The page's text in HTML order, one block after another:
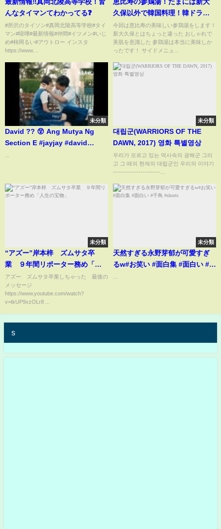
最新情報‼️真岡北陵高等学校！皆
んなタイマンてわかってる❓
#所沢のタイソン#真岡北陵高等学校#タイ
マン#喧嘩#最新情報#仲間#イツメン#いじ
め#柿岡るい#アウトロー インスタ
https://www....
恵比寿の参鶏湯！たまには新大
久保以外で韓国料理！韓ドラの
話も毒舌で！
今回は恵比寿の美味しい参鶏湯をします！
新大久保とはちょっと違った おしゃれで
美肌を意識した 参鶏湯は本当に美味しか
ったです！ サイドメニュ...
未分類
David ?? 😲 Ang Mutya Ng
Section E #jayjay #david
未分類
대립군(WARRIORS OF THE
DAWN, 2017) 영화 특별영상
우리가 모르고 있는 역사속의 광해군 그리
고 그 때의 현재의 대립군인 우리의 이야기
------------------------...
未分類
“アズー”岸本梓 ズムサタ卒
業 ９年間リポーター務め「人
生の宝物」
アズー ズムサタ卒業しちゃった 最後の
メッセージ
https://www.youtube.com/watch?
v=tkUP9xzOLr8 ...
未分類
天然すぎる永野芽郁が可愛すぎ
るw#お笑い #面白集 #面白い #千
s